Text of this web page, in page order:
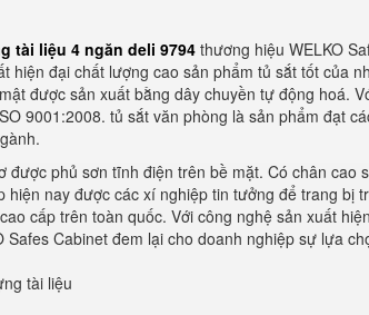
tài liệu 4 ngăn deli 9794 thương hiệu WELKO
hiện đại chất lượng cao sản phẩm tủ sắt tốt của
được sản xuất bằng dây chuyền tự động hoá.
9001:2008. tủ sắt văn phòng là sản phẩm đạt
được phủ sơn tĩnh điện trên bề mặt. Có chân cao
hiện nay được các xí nghiệp tin tưởng để trang bị
cấp trên toàn quốc. Với công nghệ sản xuất
Safes Cabinet đem lại cho doanh nghiệp sự lựa